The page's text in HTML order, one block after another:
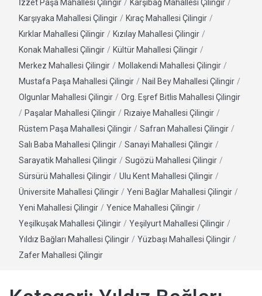
İzzet Paşa Mahallesi Çilingir / Karşıbağ Mahallesi Çilingir /
Karşıyaka Mahallesi Çilingir / Kıraç Mahallesi Çilingir /
Kırklar Mahallesi Çilingir / Kızılay Mahallesi Çilingir /
Konak Mahallesi Çilingir / Kültür Mahallesi Çilingir /
Merkez Mahallesi Çilingir / Mollakendi Mahallesi Çilingir /
Mustafa Paşa Mahallesi Çilingir / Nail Bey Mahallesi Çilingir /
Olgunlar Mahallesi Çilingir / Org. Eşref Bitlis Mahallesi Çilingir
/ Paşalar Mahallesi Çilingir / Rızaiye Mahallesi Çilingir /
Rüstem Paşa Mahallesi Çilingir / Safran Mahallesi Çilingir /
Salı Baba Mahallesi Çilingir / Sanayi Mahallesi Çilingir /
Sarayatik Mahallesi Çilingir / Sugözü Mahallesi Çilingir /
Sürsürü Mahallesi Çilingir / Ulu Kent Mahallesi Çilingir /
Üniversite Mahallesi Çilingir / Yeni Bağlar Mahallesi Çilingir /
Yeni Mahallesi Çilingir / Yenice Mahallesi Çilingir /
Yeşilkuşak Mahallesi Çilingir / Yeşilyurt Mahallesi Çilingir /
Yıldız Bağları Mahallesi Çilingir / Yüzbaşı Mahallesi Çilingir /
Zafer Mahallesi Çilingir